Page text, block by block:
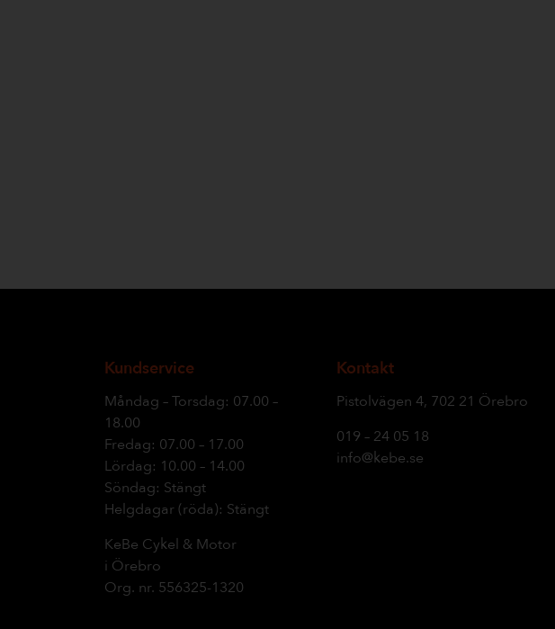
Kundservice
Måndag – Torsdag: 07.00 –
18.00
Fredag: 07.00 – 17.00
Lördag: 10.00 – 14.00
Söndag: Stängt
Helgdagar (röda): Stängt
KeBe Cykel & Motor
i Örebro
Org. nr. 556325-1320
Kontakt
Pistolvägen 4, 702 21 Örebro
019 – 24 05 18
info@kebe.se